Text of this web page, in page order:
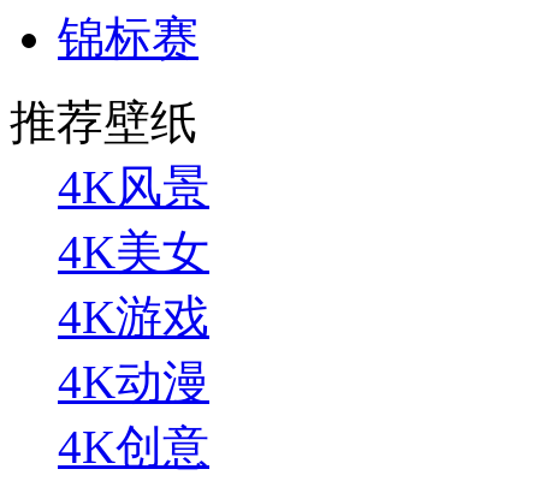
锦标赛
推荐壁纸
4K风景
4K美女
4K游戏
4K动漫
4K创意